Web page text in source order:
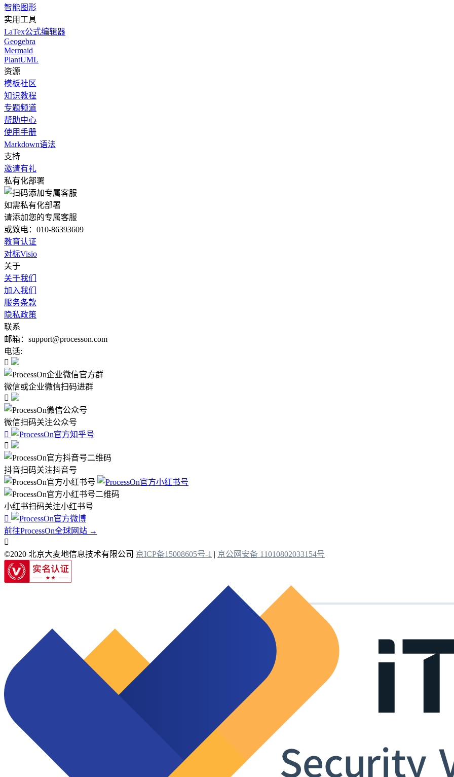
智能图形
实用工具
LaTex公式编辑器
Geogebra
Mermaid
PlantUML
资源
模板社区
知识教程
专题频道
帮助中心
使用手册
Markdown语法
支持
邀请有礼
私有化部署
如需私有化部署
请添加您的专属客服
或致电：010-86393609
教育认证
对标Visio
关于
关于我们
加入我们
服务条款
隐私政策
联系
邮箱：support@processon.com
电话:

微信或企业微信扫码进群

微信扫码关注公众号


抖音扫码关注抖音号
小红书扫码关注小红书号

前往ProcessOn全球网站 →

©2020 北京大麦地信息技术有限公司 京ICP备15008605号-1 | 京公网安备 11010802033154号